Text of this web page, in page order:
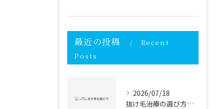
最近の投稿
Recent
Posts
2026/07/18
抜け毛治療の選び方と抜け毛対策を徹底比較して自分に最適な方法を見つけるガイド